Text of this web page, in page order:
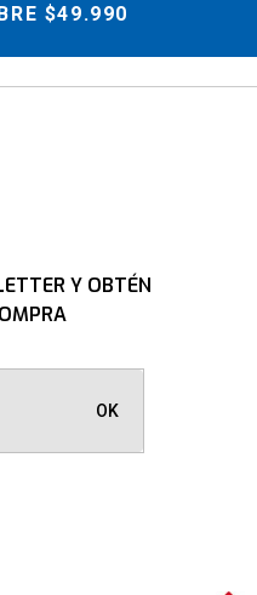
$49.990
Y OBTÉN
OK